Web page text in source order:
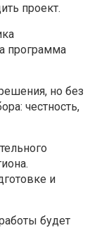
проект.
программа
но без
честность,
и
будет